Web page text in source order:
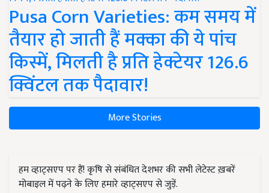
Pusa Corn Varieties: कम समय में
तैयार हो जाती हैं मक्का की ये पांच
किस्में, मिलती है प्रति हेक्टेयर 126.6
क्विंटल तक पैदावार!
More Stories
हम व्हाट्सएप पर हैं! कृषि से संबंधित देशभर की सभी लेटेस्ट ख़बरें
मोबाइल में पढ़ने के लिए हमारे व्हाट्सएप से जुड़ें.